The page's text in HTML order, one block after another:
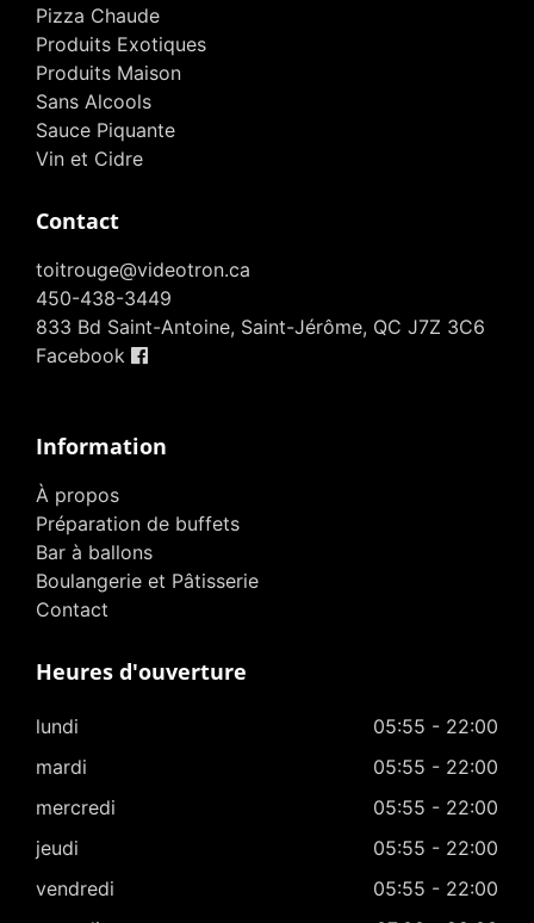
Pizza Chaude
Produits Exotiques
Produits Maison
Sans Alcools
Sauce Piquante
Vin et Cidre
Contact
toitrouge@videotron.ca
450-438-3449
833 Bd Saint-Antoine, Saint-Jérôme, QC J7Z 3C6
Facebook
Information
À propos
Préparation de buffets
Bar à ballons
Boulangerie et Pâtisserie
Contact
Heures d'ouverture
lundi
05:55 - 22:00
mardi
05:55 - 22:00
mercredi
05:55 - 22:00
jeudi
05:55 - 22:00
vendredi
05:55 - 22:00